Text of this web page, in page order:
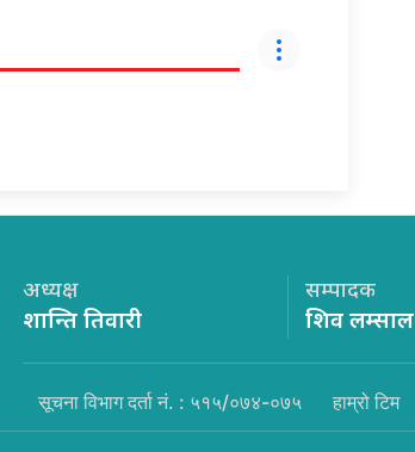
अध्यक्ष
शान्ति तिवारी
सम्पादक
शिव लम्साल
सूचना विभाग दर्ता नं. : ५१५/०७४-०७५ हाम्रो टिम